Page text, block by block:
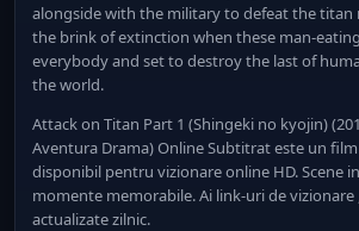
alongside with the military to defeat the titan
the brink of extinction when these man-
everybody and set to destroy the last of
the world.
Attack on Titan Part 1 (Shingeki no kyojin)
Aventura Drama) Online Subtitrat este un
disponibil pentru vizionare online HD. Scene
momente memorabile. Ai link-uri de
actualizate zilnic.